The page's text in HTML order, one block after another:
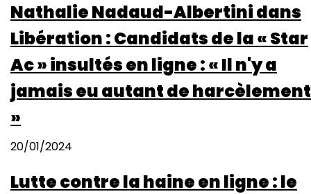
Nathalie Nadaud-Albertini dans
Libération : Candidats de la « Star
Ac » insultés en ligne : « Il n'y a
jamais eu autant de harcèlement
»
20/01/2024
Lutte contre la haine en ligne : le